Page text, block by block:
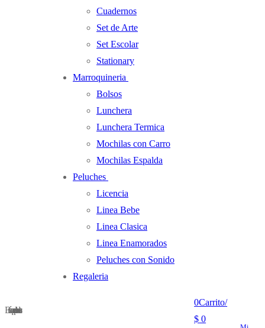
Cuadernos
Set de Arte
Set Escolar
Stationary
Marroquineria
Bolsos
Lunchera
Lunchera Termica
Mochilas con Carro
Mochilas Espalda
Peluches
Licencia
Linea Bebe
Linea Clasica
Linea Enamorados
Peluches con Sonido
Regaleria
Búsqueda de productos
0Carrito/
$ 0